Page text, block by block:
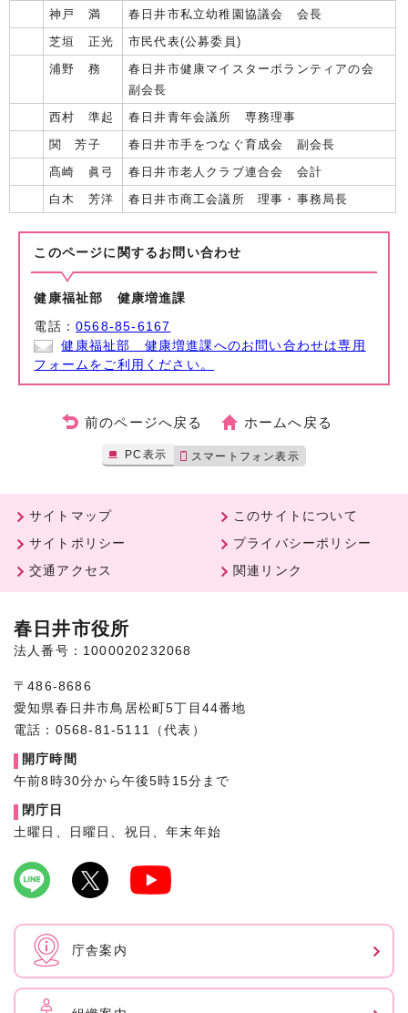
神戸 満
春日井市私立幼稚園協議会 会長
芝垣 正光
市民代表(公募委員)
浦野 務
春日井市健康マイスターボランティアの会
副会長
西村 準起
春日井青年会議所 専務理事
関 芳子
春日井市手をつなぐ育成会 副会長
髙崎 眞弓
春日井市老人クラブ連合会 会計
白木 芳洋
春日井市商工会議所 理事・事務局長
このページに関する お問い合わせ
健康福祉部 健康増進課
電話：0568-85-6167
健康福祉部 健康増進課へのお問い合わせは専用
フォームをご利用ください。
前のページへ戻る ホームへ戻る
PC表示 スマートフォン表示
サイトマップ
このサイトについて
サイトポリシー
プライバシーポリシー
交通アクセス
関連リンク
春日井市役所
法人番号：1000020232068
〒486-8686
愛知県春日井市鳥居松町5丁目44番地
電話：0568-81-5111（代表）
開庁時間
午前8時30分から午後5時15分まで
閉庁日
土曜日、日曜日、祝日、年末年始
庁舎案内